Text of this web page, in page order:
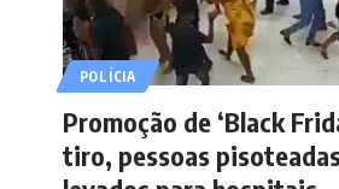
POLÍCIA
Promoção de ‘Black
tiro, pessoas